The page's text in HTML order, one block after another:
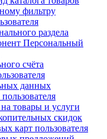
фильтру
раздела
Персональный
счёта
данных
товары и услуги
скидок
карт пользователя